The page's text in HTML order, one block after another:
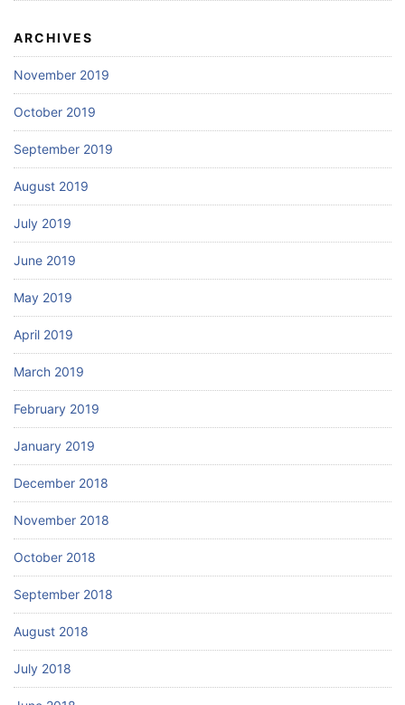
ARCHIVES
November 2019
October 2019
September 2019
August 2019
July 2019
June 2019
May 2019
April 2019
March 2019
February 2019
January 2019
December 2018
November 2018
October 2018
September 2018
August 2018
July 2018